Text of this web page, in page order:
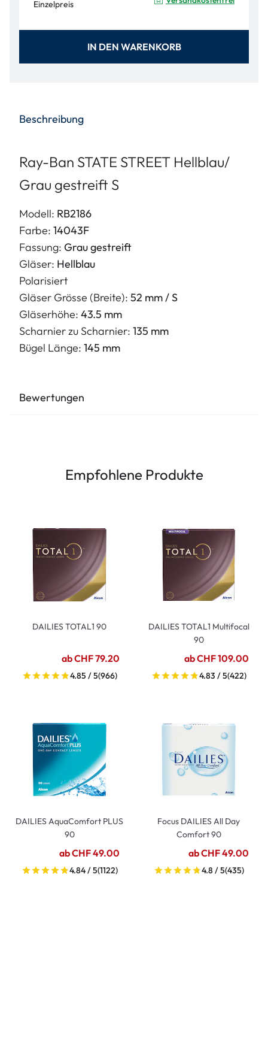
Einzelpreis
IN DEN WARENKORB
Beschreibung
Ray-Ban STATE STREET Hellblau/
Grau gestreift S
Modell: RB2186
Farbe: 14043F
Fassung: Grau gestreift
Gläser: Hellblau
Polarisiert
Gläser Grösse (Breite): 52 mm / S
Gläserhöhe: 43.5 mm
Scharnier zu Scharnier: 135 mm
Bügel Länge: 145 mm
Bewertungen
Empfohlene Produkte
DAILIES TOTAL1 90
ab CHF 79.20
4.85 / 5(966)
DAILIES TOTAL1 Multifocal
90
ab CHF 109.00
4.83 / 5(422)
DAILIES AquaComfort PLUS
90
ab CHF 49.00
4.84 / 5(1122)
Focus DAILIES All Day
Comfort 90
ab CHF 49.00
4.8 / 5(435)